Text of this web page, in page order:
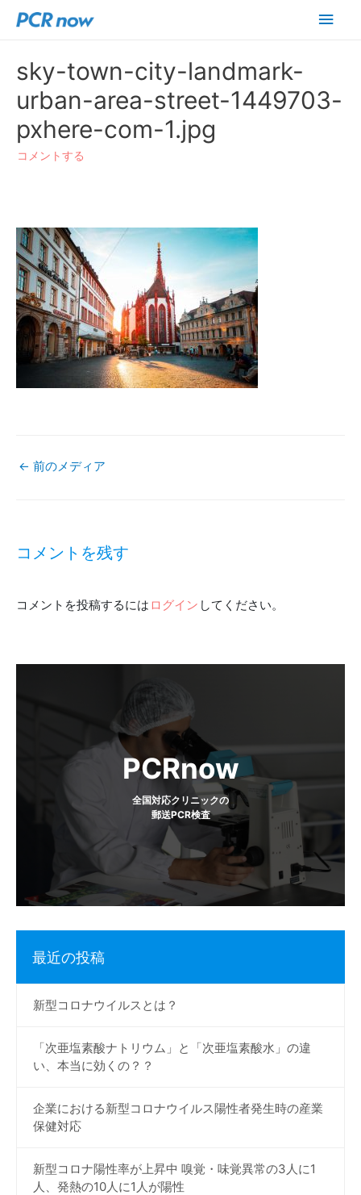
メ
ン
sky-town-city-landmark-
urban-area-street-1449703-
pxhere-com-1.jpg
コメントする
稿
ビ
← 前のメディア
コメントを残す
コメントを投稿するには ログイン してください。
PCRnow
全国対応クリニックの
郵送PCR検査
最近の投稿
新型コロナウイルスとは？
「次亜塩素酸ナトリウム」と「次亜塩素酸水」の違
い、本当に効くの？？
企業における新型コロナウイルス陽性者発生時の産業
保健対応
新型コロナ陽性率が上昇中 嗅覚・味覚異常の3人に1
人、発熱の10人に1人が陽性